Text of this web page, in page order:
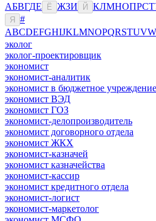
АБВГДЕ Ё ЖЗИ Й КЛМНОПРСТ
Я
#
ABCDEFGHIJKLMNOPQRSTUVW
эколог
эколог-проектировщик
экономист
экономист-аналитик
экономист в бюджетное учреждение
экономист ВЭД
экономист ГОЗ
экономист-делопроизводитель
экономист договорного отдела
экономист ЖКХ
экономист-казначей
экономист казначейства
экономист-кассир
экономист кредитного отдела
экономист-логист
экономист-маркетолог